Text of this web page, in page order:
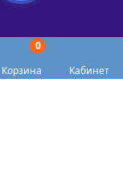
0
Корзина
Кабинет